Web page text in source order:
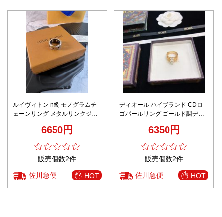
ルイヴィトン n級 モノグラムチ
ェーンリング メタルリンクジュ
6650円
販売個数2件
佐川急便 HOT
ディオール ハイブランド CDロ
ゴパールリング ゴールド調デザ
6350円
販売個数2件
佐川急便 HOT